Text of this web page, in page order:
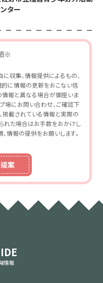
ター
※
収集、情報提供によるもの、
的に情報の更新をおこない信
報と異なる場合が御座いま
場にお問い合わせ、ご確認下
掲載されている情報と実際の
れた場合はお手数をおかけし
情報の提供をお願いします。
案
情報